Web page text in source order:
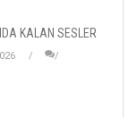
KALAN SESLER